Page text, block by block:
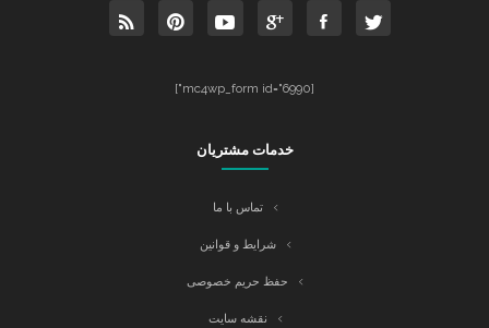
[mc4wp_form id="6990"]
خدمات مشتریان
تماس با ما
شرایط و قوانین
حفظ حریم خصوصی
نقشه سایت